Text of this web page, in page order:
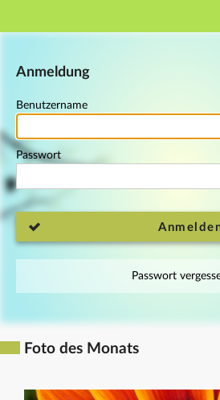
Anmeldung
Benutzername
Passwort
Passwort
Foto des Monats